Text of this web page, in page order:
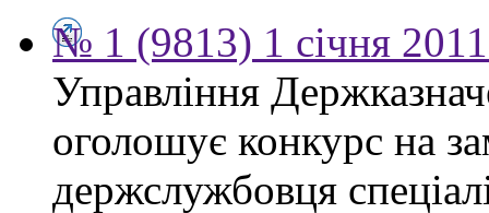
№ 1 (9813) 1 січня
Управління
оголошує конкурс на
держслужбовця